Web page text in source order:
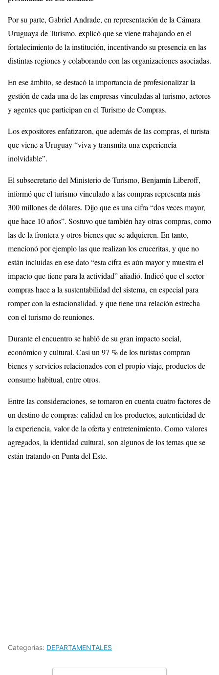
Por su parte, Gabriel Andrade, en representación de la Cámara
Uruguaya de Turismo, explicó que se viene trabajando en el
fortalecimiento de la institución, incentivando su presencia en las
distintas regiones y colaborando con las organizaciones asociadas.
En ese ámbito, se destacó la importancia de profesionalizar la
gestión de cada una de las empresas vinculadas al turismo, actores
y agentes que participan en el Turismo de Compras.
Los expositores enfatizaron, que además de las compras, el turista
que viene a Uruguay “viva y transmita una experiencia
inolvidable”.
El subsecretario del Ministerio de Turismo, Benjamín Liberoff,
informó que el turismo vinculado a las compras representa más
300 millones de dólares. Dijo que es una cifra “dos veces mayor,
que hace 10 años”. Sostuvo que también hay otras compras, como
las de la frontera y otros bienes que se adquieren. En tanto,
mencionó por ejemplo las que realizan los cruceritas, y que no
están incluidas en ese dato “esta cifra es aún mayor y muestra el
impacto que tiene para la actividad” añadió. Indicó que el sector
compras hace a la sustentabilidad del sistema, en especial para
romper con la estacionalidad, y que tiene una relación estrecha
con el turismo de reuniones.
Durante el encuentro se habló de su gran impacto social,
económico y cultural. Casi un 97 % de los turistas compran
bienes y servicios relacionados con el propio viaje, productos de
consumo habitual, entre otros.
Entre las consideraciones, se tomaron en cuenta cuatro factores de
un destino de compras: calidad en los productos, autenticidad de
la experiencia, valor de la oferta y entretenimiento. Como valores
agregados, la identidad cultural, son algunos de los temas que se
están tratando en Punta del Este.
Categorías: DEPARTAMENTALES